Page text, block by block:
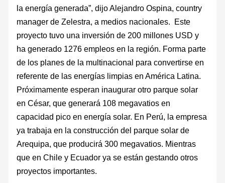
la energía generada”, dijo Alejandro Ospina, country
manager de Zelestra, a medios nacionales. Este
proyecto tuvo una inversión de 200 millones USD y
ha generado 1276 empleos en la región. Forma parte
de los planes de la multinacional para convertirse en
referente de las energías limpias en América Latina.
Próximamente esperan inaugurar otro parque solar
en César, que generará 108 megavatios en
capacidad pico en energía solar. En Perú, la empresa
ya trabaja en la construcción del parque solar de
Arequipa, que producirá 300 megavatios. Mientras
que en Chile y Ecuador ya se están gestando otros
proyectos importantes.